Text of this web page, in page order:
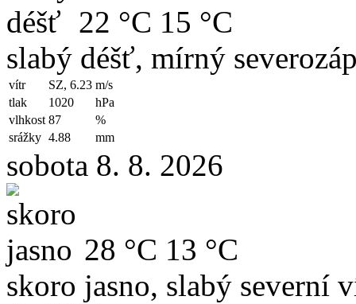
22 °C 15 °C
slabý déšť, mírný
vítr SZ, 6.23 m/s
tlak
1020
hPa
vlhkost 87
%
srážky 4.88 mm
sobota 8. 8. 2026
28 °C 13 °C
skoro jasno, slabý severní